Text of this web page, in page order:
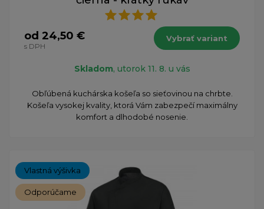
od 24,50 €
s DPH
Vybrať variant
Skladom, utorok 11. 8. u vás
Obľúbená kuchárska košeľa so sieťovinou na chrbte.
Košeľa vysokej kvality, ktorá Vám zabezpečí maximálny
komfort a dlhodobé nosenie.
Vlastná výšivka
Odporúčame